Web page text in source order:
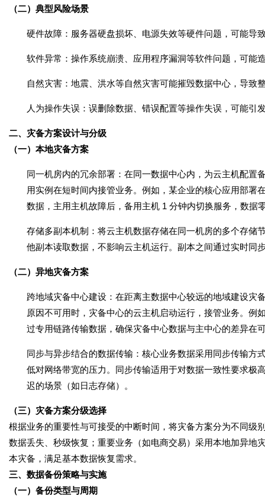
（二）典型风险场景
硬件故障 ：服务器硬盘损坏、电源失效等硬件问题，可能导
软件异常 ：操作系统崩溃、应用程序漏洞等软件问题，可
自然灾害 ：地震、洪水等自然灾害可能摧毁数据中心，导致
人为操作失误 ：误删除数据、错误配置等操作失误，可能引
二、灾备方案设计与分级
（一）本地灾备方案
同一机房内的冗余部署 ：在同一数据中心内，为云主机配置
用实例在短时间内接管业务。例如，某企业的核心应用部署
数据，主用主机故障后，备用主机 1 分钟内切换服务，数据
存储多副本机制 ：将云主机数据存储在同一机房的多个存储
他副本读取数据，不影响云主机运行。副本之间通过实时同
（二）异地灾备方案
跨地域灾备中心建设 ：在距离主数据中心较远的地域建设灾
原因不可用时，灾备中心的云主机启动运行，接管业务。
过专用链路传输数据，确保灾备中心数据与主中心的差异在
同步与异步结合的数据传输 ：核心业务数据采用同步传输方
低对网络带宽的压力。同步传输适用于对数据一致性要求极
迟的场景（如日志存储）。
（三）灾备方案分级选择
根据业务的重要性与可接受的中断时间，将灾备方案分为不同级
数据丢失、秒级恢复；重要业务（如电商交易）采用本地加异地
本灾备，满足基本数据恢复需求。
三、数据备份策略与实施
（一）备份类型与周期